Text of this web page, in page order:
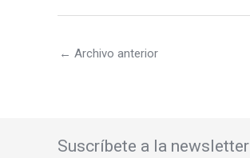
← Archivo anterior
Suscríbete a la newsletter